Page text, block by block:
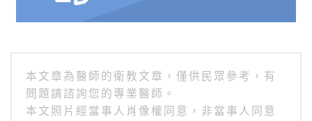
本文章為醫師的衛教文章，僅供民眾參考，有
問題請諮詢您的專業醫師。
本文照片經當事人肖像權同意，非當事人同意